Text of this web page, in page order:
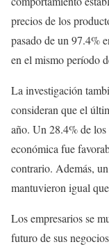
precios de los
pasado de un 97.4%
en el mismo período
La investigación
consideran que el
año. Un 28.4% de
económica fue
contrario. Además,
mantuvieron igual
Los empresarios se
futuro de sus